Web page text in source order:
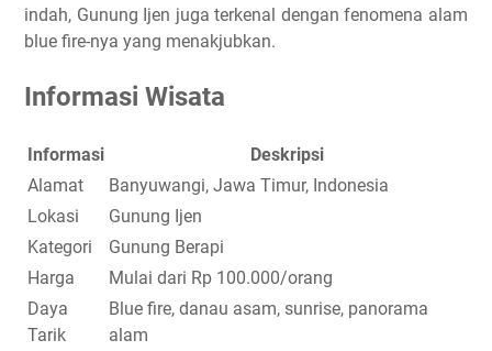
indah, Gunung Ijen juga terkenal dengan fenomena alam
blue fire-nya yang menakjubkan.
Informasi Wisata
Informasi
Deskripsi
Alamat
Banyuwangi, Jawa Timur, Indonesia
Lokasi
Gunung Ijen
Kategori
Gunung Berapi
Harga
Mulai dari Rp 100.000/orang
Daya
Tarik
Blue fire, danau asam, sunrise, panorama
alam